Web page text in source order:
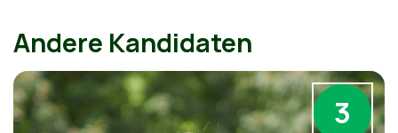
Andere Kandidaten
3